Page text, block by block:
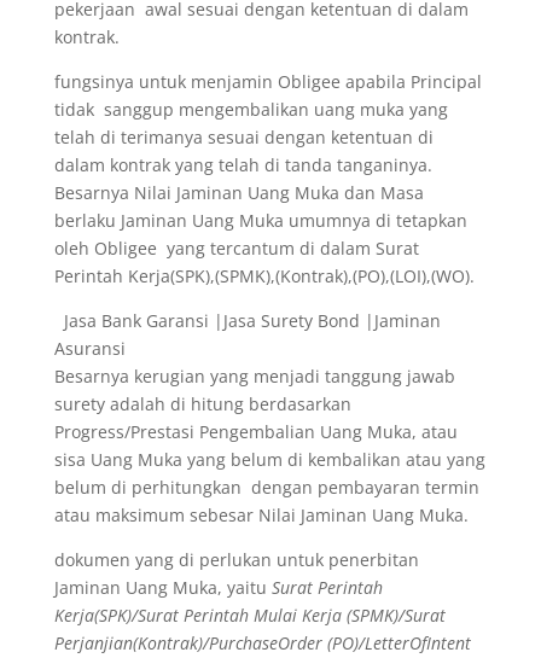
pekerjaan awal sesuai dengan ketentuan di dalam
kontrak.
fungsinya untuk menjamin Obligee apabila Principal
tidak sanggup mengembalikan uang muka yang
telah di terimanya sesuai dengan ketentuan di
dalam kontrak yang telah di tanda tanganinya.
Besarnya Nilai Jaminan Uang Muka dan Masa
berlaku Jaminan Uang Muka umumnya di tetapkan
oleh Obligee yang tercantum di dalam Surat
Perintah Kerja(SPK),(SPMK),(Kontrak),(PO),(LOI),(WO).
Jasa Bank Garansi |Jasa Surety Bond |Jaminan
Asuransi
Besarnya kerugian yang menjadi tanggung jawab
surety adalah di hitung berdasarkan
Progress/Prestasi Pengembalian Uang Muka, atau
sisa Uang Muka yang belum di kembalikan atau yang
belum di perhitungkan dengan pembayaran termin
atau maksimum sebesar Nilai Jaminan Uang Muka.
dokumen yang di perlukan untuk penerbitan
Jaminan Uang Muka, yaitu Surat Perintah
Kerja(SPK)/Surat Perintah Mulai Kerja (SPMK)/Surat
Perjanjian(Kontrak)/PurchaseOrder (PO)/LetterOfIntent